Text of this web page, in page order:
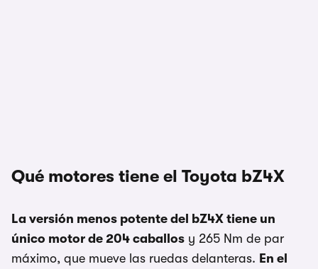
Qué motores tiene el Toyota bZ4X
La versión menos potente del bZ4X tiene un
único motor de 204 caballos y 265 Nm de par
máximo, que mueve las ruedas delanteras. En el